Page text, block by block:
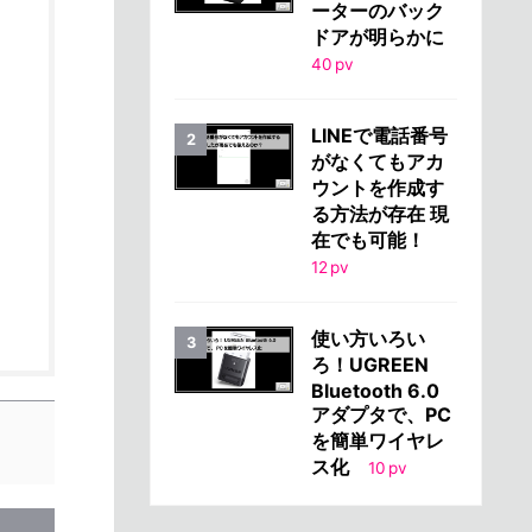
ーターのバック
ドアが明らかに
40 pv
LINEで電話番号
がなくてもアカ
ウントを作成す
る方法が存在 現
在でも可能！
12 pv
使い方いろい
ろ！UGREEN
Bluetooth 6.0
アダプタで、PC
を簡単ワイヤレ
ス化
10 pv